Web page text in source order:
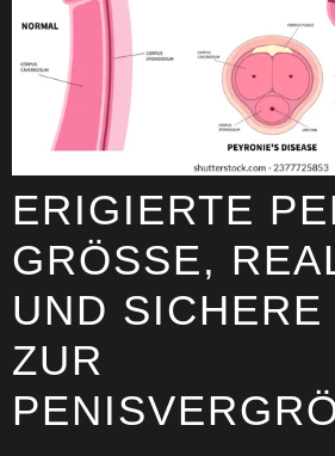
ERIGIERTE
GRÖSSE,
ND SICHERE
UR P